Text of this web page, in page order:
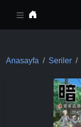
Anasayfa Seriler